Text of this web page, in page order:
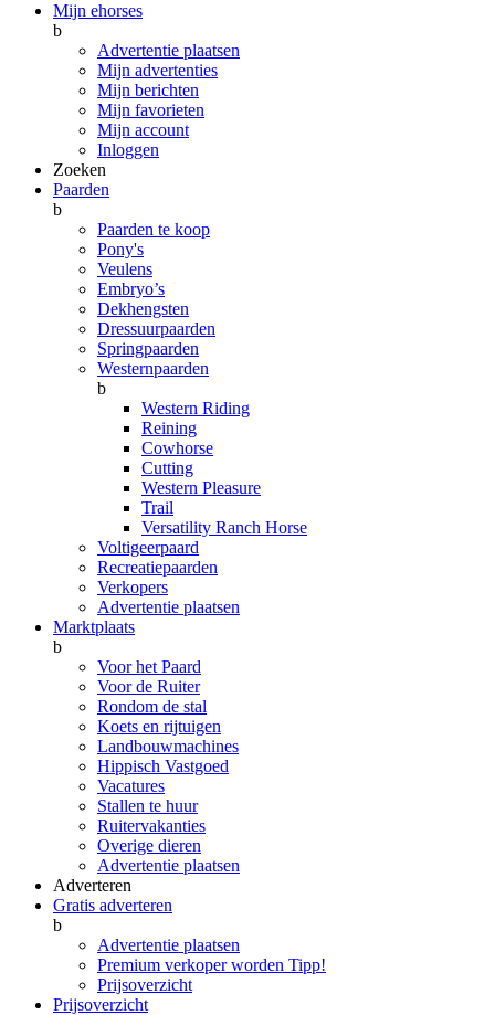
Mijn ehorses
b
Advertentie plaatsen
Mijn advertenties
Mijn berichten
Mijn favorieten
Mijn account
Inloggen
Zoeken
Paarden
b
Paarden te koop
Pony's
Veulens
Embryo’s
Dekhengsten
Dressuurpaarden
Springpaarden
Westernpaarden
b
Western Riding
Reining
Cowhorse
Cutting
Western Pleasure
Trail
Versatility Ranch Horse
Voltigeerpaard
Recreatiepaarden
Verkopers
Advertentie plaatsen
Marktplaats
b
Voor het Paard
Voor de Ruiter
Rondom de stal
Koets en rijtuigen
Landbouwmachines
Hippisch Vastgoed
Vacatures
Stallen te huur
Ruitervakanties
Overige dieren
Advertentie plaatsen
Adverteren
Gratis adverteren
b
Advertentie plaatsen
Premium verkoper worden Tipp!
Prijsoverzicht
Prijsoverzicht